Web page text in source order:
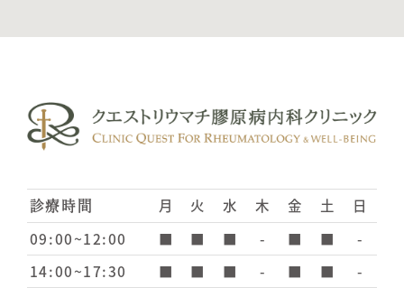
診療時間 月 火 水 木 金 土
日
09:00~12:00
■ ■ ■ - ■ ■
-
14:00~17:30
■ ■ ■ - ■ ■ -